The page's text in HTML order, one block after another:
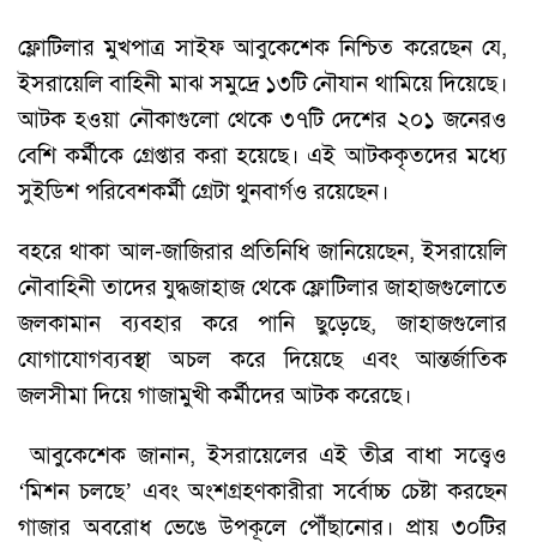
ফ্লোটিলার মুখপাত্র সাইফ আবুকেশেক নিশ্চিত করেছেন যে,
ইসরায়েলি বাহিনী মাঝ সমুদ্রে ১৩টি নৌযান থামিয়ে দিয়েছে।
আটক হওয়া নৌকাগুলো থেকে ৩৭টি দেশের ২০১ জনেরও
বেশি কর্মীকে গ্রেপ্তার করা হয়েছে। এই আটককৃতদের মধ্যে
সুইডিশ পরিবেশকর্মী গ্রেটা থুনবার্গও রয়েছেন।
বহরে থাকা আল-জাজিরার প্রতিনিধি জানিয়েছেন, ইসরায়েলি
নৌবাহিনী তাদের যুদ্ধজাহাজ থেকে ফ্লোটিলার জাহাজগুলোতে
জলকামান ব্যবহার করে পানি ছুড়েছে, জাহাজগুলোর
যোগাযোগব্যবস্থা অচল করে দিয়েছে এবং আন্তর্জাতিক
জলসীমা দিয়ে গাজামুখী কর্মীদের আটক করেছে।
আবুকেশেক জানান, ইসরায়েলের এই তীব্র বাধা সত্ত্বেও
‘মিশন চলছে’ এবং অংশগ্রহণকারীরা সর্বোচ্চ চেষ্টা করছেন
গাজার অবরোধ ভেঙে উপকূলে পৌঁছানোর। প্রায় ৩০টির